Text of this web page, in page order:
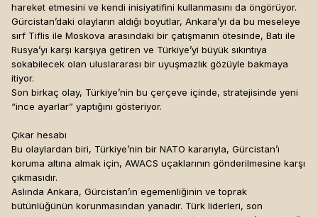
hareket etmesini ve kendi inisiyatifini kullanmasını da öngörüyor.
Gürcistan’daki olayların aldığı boyutlar, Ankara’yı da bu meseleye
sırf Tiflis ile Moskova arasındaki bir çatışmanın ötesinde, Batı ile
Rusya’yı karşı karşıya getiren ve Türkiye’yi büyük sıkıntıya
sokabilecek olan uluslararası bir uyuşmazlık gözüyle bakmaya
itiyor.
Son birkaç olay, Türkiye’nin bu çerçeve içinde, stratejisinde yeni
“ince ayarlar” yaptığını gösteriyor.
Çıkar hesabı
Bu olaylardan biri, Türkiye’nin bir NATO kararıyla, Gürcistan’ı
koruma altına almak için, AWACS uçaklarının gönderilmesine karşı
çıkmasıdır.
Aslında Ankara, Gürcistan’ın egemenliğinin ve toprak
bütünlüğünün korunmasından yanadır. Türk liderleri, son